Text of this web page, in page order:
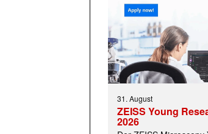
31. August
ZEISS Young
2026